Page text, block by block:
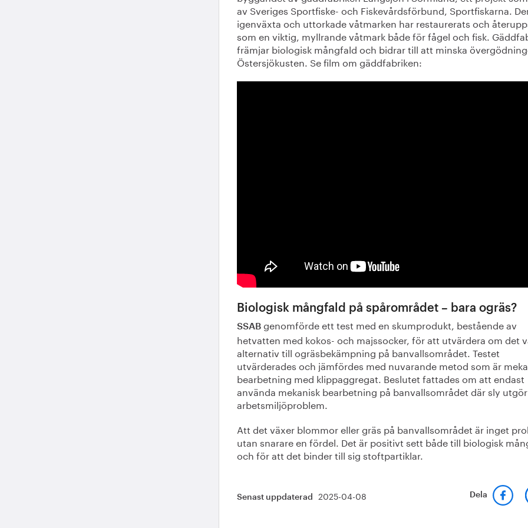
av Sveriges Sportfiske- och Fiskevårdsförbund, Sportfiskarna.
igenväxta och uttorkade våtmarken har restaurerats och
som en viktig, myllrande våtmark både för fågel och fisk.
främjar biologisk mångfald och bidrar till att minska
Östersjökusten. Se film om gäddfabriken:
Biologisk mångfald på spårområdet – bara ogräs?
SSAB genomförde ett test med en skumprodukt, bestående av
hetvatten med kokos- och majssocker, för att utvärdera om det
alternativ till ogräsbekämpning på banvallsområdet. Testet
utvärderades och jämfördes med nuvarande metod som är
bearbetning med klippaggregat. Beslutet fattades om att endast
använda mekanisk bearbetning på banvallsområdet där sly
arbetsmiljöproblem.
Att det växer blommor eller gräs på banvallsområdet är inget
utan snarare en fördel. Det är positivt sett både till biologisk
och för att det binder till sig stoftpartiklar.
Senast uppdaterad 2025-04-08 Dela